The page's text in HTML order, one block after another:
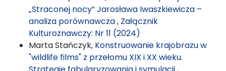
„Straconej nocy” Jarosława Iwaszkiewicza –
analiza porównawcza, Załącznik
Kulturoznawczy: Nr 11 (2024)
Marta Stańczyk, Konstruowanie krajobrazu w
"wildlife films" z przełomu XIX i XX wieku.